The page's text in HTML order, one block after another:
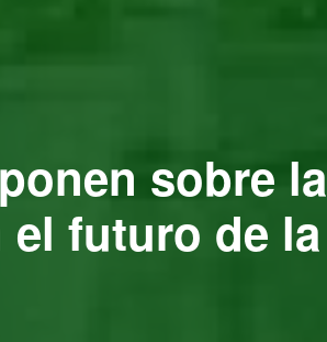
sobre la
el futuro de la